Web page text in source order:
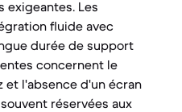
exigeantes. Les
fluide avec
durée de support
concernent le
et l'absence d'un écran
réservées aux